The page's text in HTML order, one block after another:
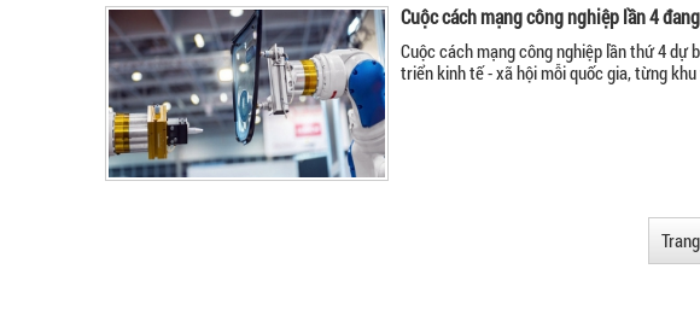
Cuộc cách mạng công nghiệp lần 4
Cuộc cách mạng công nghiệp lần thứ 4
triển kinh tế - xã hội mỗi quốc gia, từng